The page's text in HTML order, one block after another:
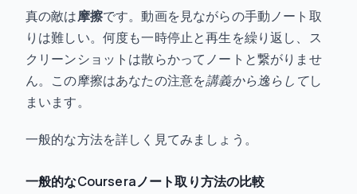
真の敵は摩擦です。動画を見ながらの手動ノート取
りは難しい。何度も一時停止と再生を繰り返し、ス
クリーンショットは散らかってノートと繋がりませ
ん。この摩擦はあなたの注意を講義から逸らしてし
まいます。
一般的な方法を詳しく見てみましょう。
一般的なCourseraノート取り方法の比較